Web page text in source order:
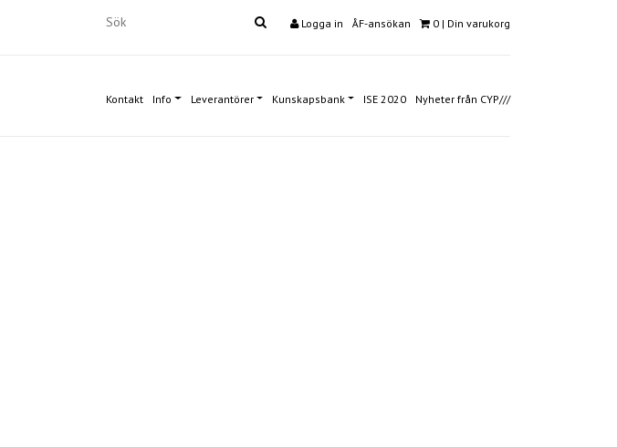
Logga in ÅF-ansökan 0 | Din varukorg
Kontakt Info Leverantörer Kunskapsbank ISE 2020 Nyheter från CYP///